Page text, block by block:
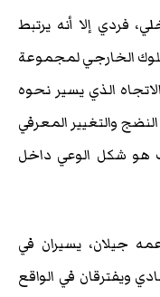
فردي إلا أنه يرتبط
الخارجي لمجموعة
الذي يسير نحوه
والتغيير المعرفي
هو شكل الوعي داخل
جيلان، يسيران في
ويفترقان في الواقع